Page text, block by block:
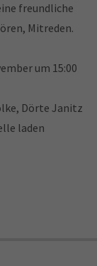
freundliche
Mitreden.
um 15:00
Dörte Janitz
laden